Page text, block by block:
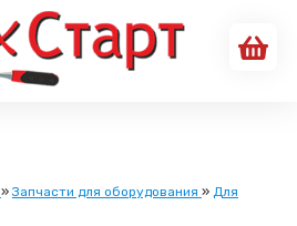
»Запчасти для оборудования » Для